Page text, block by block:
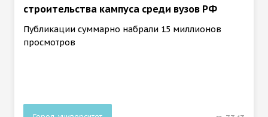
строительства кампуса среди вузов РФ
Публикации суммарно набрали 15 миллионов
просмотров